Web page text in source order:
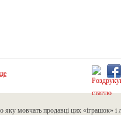
мовчать продавці цих «іграшок» і